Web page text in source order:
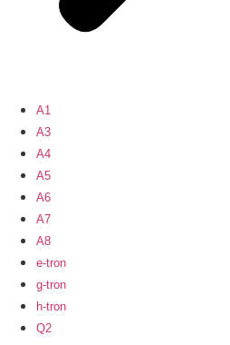
A1
A3
A4
A5
A6
A7
A8
e-tron
g-tron
h-tron
Q2